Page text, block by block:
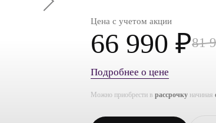
Цена с учетом акции
66 990 ₽81
Подробнее о цене
Можно приобрести в рассрочку начиная